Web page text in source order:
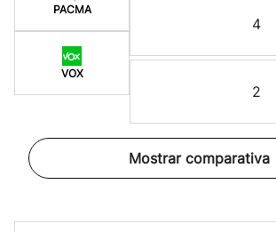
PACMA
VOX
4
2
Mostrar comparativa